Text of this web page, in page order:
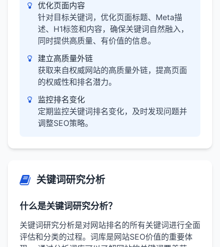
优化页面内容
针对目标关键词，优化页面标题、Meta描
述、H1标签和内容，确保关键词自然融入，
同时提供高质量、有价值的信息。
建立高质量外链
获取来自权威网站的高质量外链，提高页面
的权威性和排名潜力。
监控排名变化
定期监控关键词排名变化，及时发现问题并
调整SEO策略。
关键词研究分析
什么是关键词研究分析？
关键词研究分析是对网站排名的所有关键词进行全面
评估和分类的过程。词库是网站SEO价值的重要体